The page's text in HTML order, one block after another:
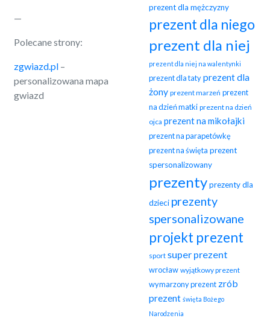
—
Polecane strony:
zgwiazd.pl –
personalizowana mapa
gwiazd
prezent dla mężczyzny
prezent dla niego
prezent dla niej
prezent dla niej na walentynki
prezent dla tatyprezent dla
żony prezent marzeń prezent
na dzień matki prezent na dzień
ojca prezent na mikołajki
prezent na parapetówkę
prezent na święta prezent
spersonalizowany
prezentyprezenty dla
dzieci prezenty
spersonalizowane
projekt prezent
sport super prezent
wrocław wyjątkowy prezent
wymarzony prezent zrób
prezent święta Bożego
Narodzenia